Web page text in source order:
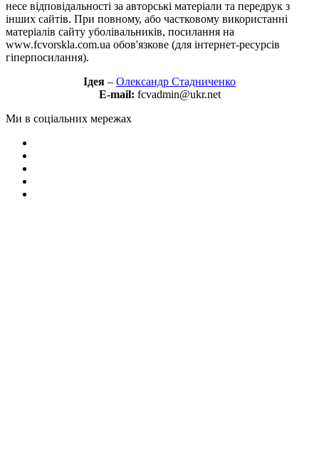
несе відповідальності за авторські матеріали та передрук з
інших сайтів. При повному, або частковому використанні
матеріалів сайту уболівальників, посилання на
www.fcvorskla.com.ua обов'язкове (для інтернет-ресурсів
гіперпосилання).
Ідея – Олександр Стадниченко
E-mail: fcvadmin@ukr.net
Ми в соціальних мережах